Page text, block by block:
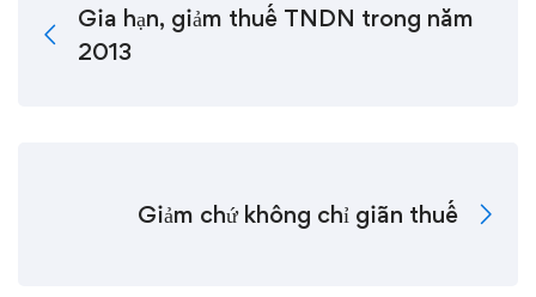
Gia hạn, giảm thuế TNDN trong năm
2013
Giảm chứ không chỉ giãn thuế